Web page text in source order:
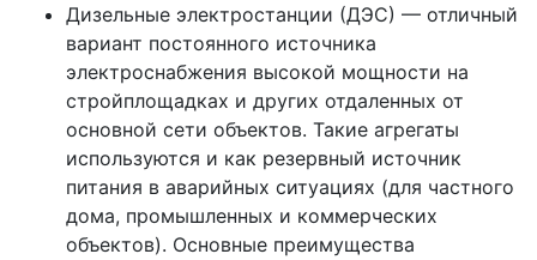
Дизельные электростанции (ДЭС) — отличный
вариант постоянного источника
электроснабжения высокой мощности на
стройплощадках и других отдаленных от
основной сети объектов. Такие агрегаты
используются и как резервный источник
питания в аварийных ситуациях (для частного
дома, промышленных и коммерческих
объектов). Основные преимущества